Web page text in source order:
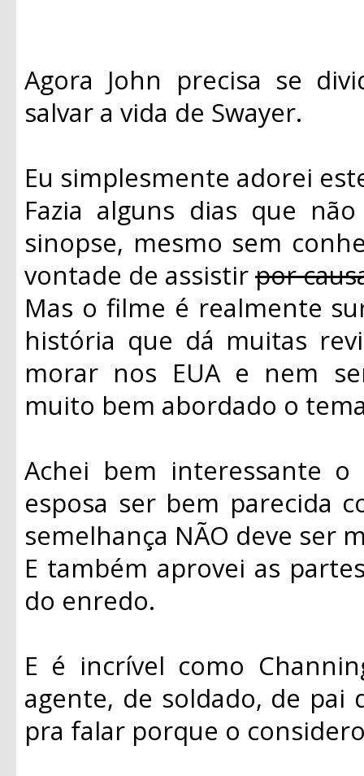
Agora John precisa se
salvar a vida de Swayer.
Eu simplesmente adorei
Fazia alguns dias que
sinopse, mesmo sem
vontade de assistirpor
Mas o filme é realmente
história que dá muitas
morar nos EUA e nem
muito bem abordado o
Achei bem interessante
esposa ser bem parecida
semelhança NÃO deve ser
E também aprovei as
do enredo.
E é incrível como
agente, de soldado, de pai
pra falar porque o